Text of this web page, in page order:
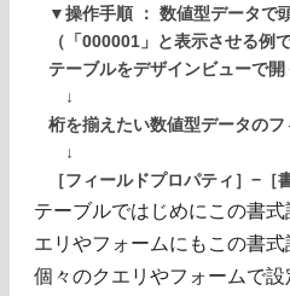
▼操作手順 ： 数値型データで
（「000001」と表示させる例で
テーブルをデザインビューで開
↓
桁を揃えたい数値型データのフ
↓
［フィールドプロパティ］−［
テーブルではじめにこの書
エリやフォームにもこの書式
個々のクエリやフォームで